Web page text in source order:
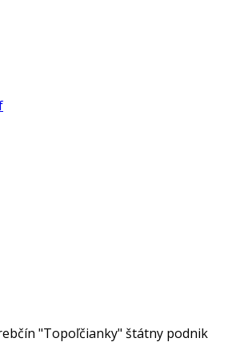
"Topoľčianky" štátny podnik